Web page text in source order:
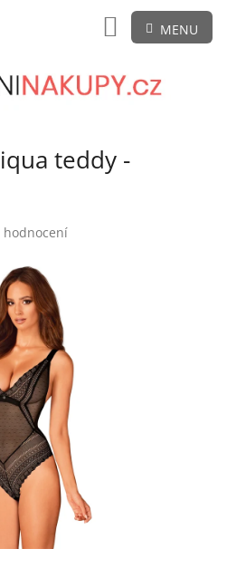
NÁKUPNÍ
KOŠÍK
teddy -
hodnocení